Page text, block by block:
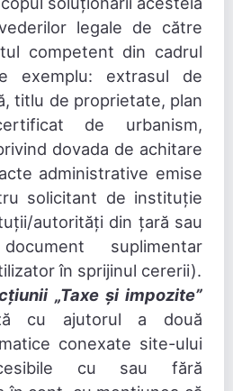
legale de către
competent din cadrul
exemplu: extrasul de
titlu de proprietate, plan
de urbanism,
dovada de achitare
administrative emise
solicitant de instituție
autorități din țară sau
suplimentar
în sprijinul cererii).
„Taxe și impozite”
cu ajutorul a două
conexate site-ului
cu sau fără